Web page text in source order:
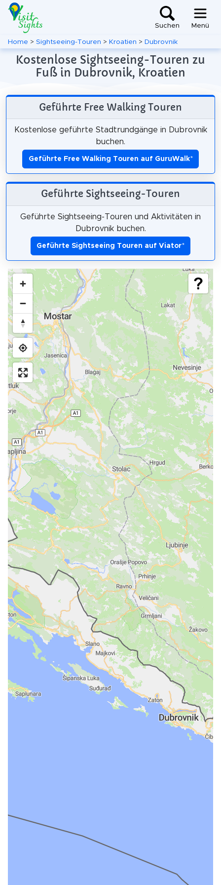
Suchen Menü
Home > Sightseeing-Touren > Kroatien > Dubrovnik
Kostenlose Sightseeing-Touren zu
Fuß in Dubrovnik, Kroatien
Geführte Free Walking Touren
Kostenlose geführte Stadtrundgänge in Dubrovnik
buchen.
Geführte Free Walking Touren auf GuruWalk*
Geführte Sightseeing-Touren
Geführte Sightseeing-Touren und Aktivitäten in
Dubrovnik buchen.
Geführte Sightseeing Touren auf Viator*